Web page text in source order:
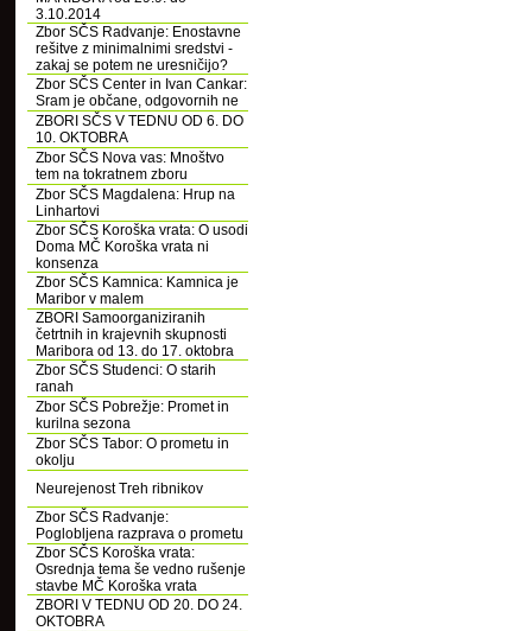
3.10.2014
Zbor SČS Radvanje: Enostavne
rešitve z minimalnimi sredstvi -
zakaj se potem ne uresničijo?
Zbor SČS Center in Ivan Cankar:
Sram je občane, odgovornih ne
ZBORI SČS V TEDNU OD 6. DO
10. OKTOBRA
Zbor SČS Nova vas: Mnoštvo
tem na tokratnem zboru
Zbor SČS Magdalena: Hrup na
Linhartovi
Zbor SČS Koroška vrata: O usodi
Doma MČ Koroška vrata ni
konsenza
Zbor SČS Kamnica: Kamnica je
Maribor v malem
ZBORI Samoorganiziranih
četrtnih in krajevnih skupnosti
Maribora od 13. do 17. oktobra
Zbor SČS Studenci: O starih
ranah
Zbor SČS Pobrežje: Promet in
kurilna sezona
Zbor SČS Tabor: O prometu in
okolju
Neurejenost Treh ribnikov
Zbor SČS Radvanje:
Poglobljena razprava o prometu
Zbor SČS Koroška vrata:
Osrednja tema še vedno rušenje
stavbe MČ Koroška vrata
ZBORI V TEDNU OD 20. DO 24.
OKTOBRA